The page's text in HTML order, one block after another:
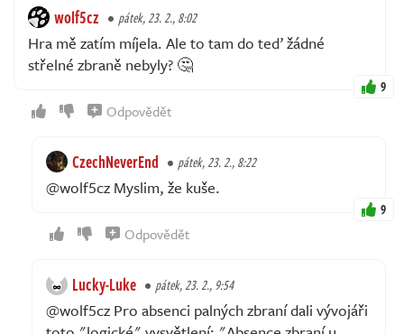
wolf5cz pátek, 23. 2., 8:02
Hra mě zatím míjela. Ale to tam do teď žádné
střelné zbraně nebyly? 🤔
9
Odpovědět
CzechNeverEnd pátek, 23. 2., 8:22
@wolf5cz Myslim, že kuše.
9
Odpovědět
Lucky-Luke pátek, 23. 2., 9:54
@wolf5cz Pro absenci palných zbraní dali vývojáři